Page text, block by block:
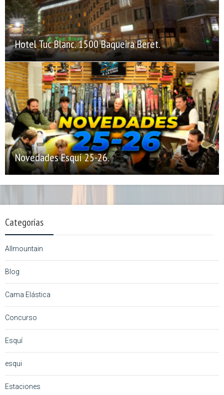
Hotel Tuc Blanc. 1500 Baqueira Beret.
Novedades Esquí 25-26.
Categorías
Allmountain
Blog
Cama Elástica
Concurso
Esquí
esqui
Estaciones